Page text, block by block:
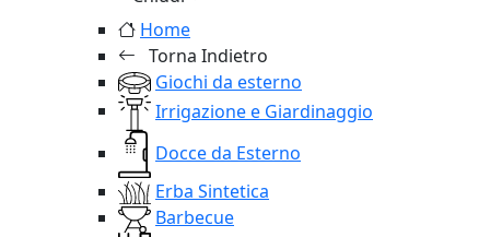
Home
Torna Indietro
Giochi da esterno
Irrigazione e Giardinaggio
Docce da Esterno
Erba Sintetica
Barbecue